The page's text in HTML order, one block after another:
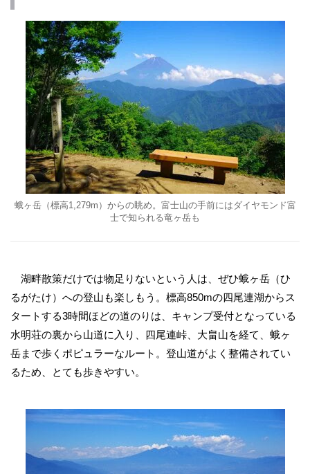
蛾ヶ岳（標高1,279m）からの眺め。富士山の手前にはダイヤモンド富
士で知られる竜ヶ岳も
湖畔散策だけでは物足りないという人は、ぜひ蛾ヶ岳（ひ
るがたけ）への登山も楽しもう。標高850mの四尾連湖からス
タートする3時間ほどの道のりは、キャンプ受付となっている
水明荘の裏から山道に入り、四尾連峠、大畠山を経て、蛾ヶ
岳まで歩くポピュラーなルート。登山道がよく整備されてい
るため、とても歩きやすい。